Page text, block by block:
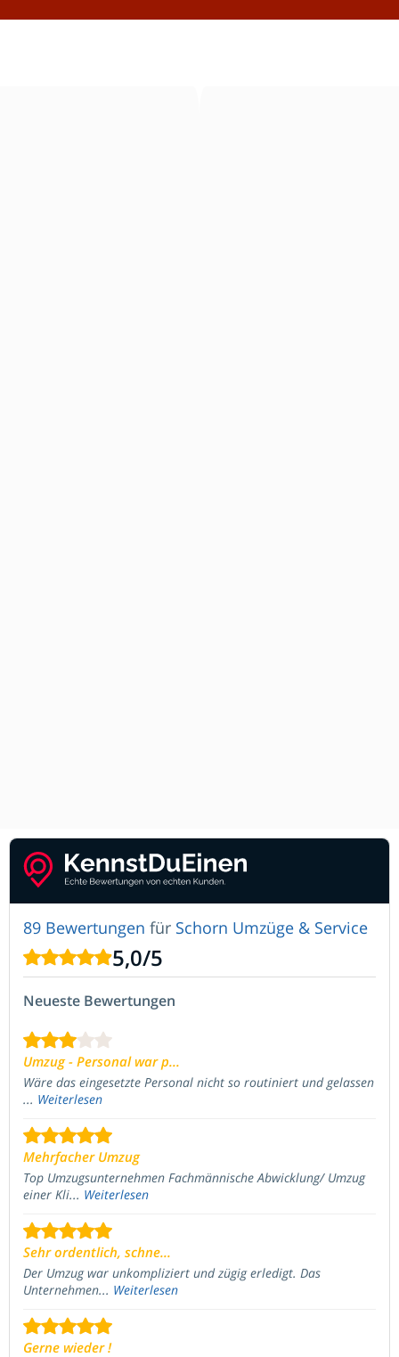
89 Bewertungen für Schorn Umzüge & Service
5,0/5
Neueste Bewertungen
Umzug - Personal war p...
Wäre das eingesetzte Personal nicht so routiniert und gelassen
... Weiterlesen
Mehrfacher Umzug
Top Umzugsunternehmen Fachmännische Abwicklung/ Umzug
einer Kli... Weiterlesen
Sehr ordentlich, schne...
Der Umzug war unkompliziert und zügig erledigt. Das
Unternehmen... Weiterlesen
Gerne wieder !